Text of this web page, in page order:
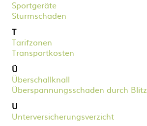
Sportgeräte
Sturmschaden
T
Tarifzonen
Transportkosten
Ü
Überschallknall
Überspannungsschaden durch Blitz
U
Unterversicherungsverzicht